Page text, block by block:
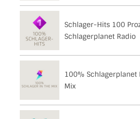
Schlager-Hits 100
Schlagerplanet Radio
100% Schlagerplanet
Mix